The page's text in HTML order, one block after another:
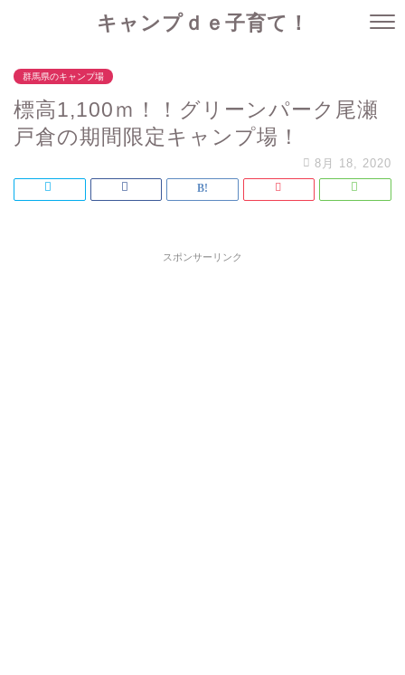
キャンプｄｅ子育て！
群馬県のキャンプ場
標高1,100ｍ！！グリーンパーク尾瀬
戸倉の期間限定キャンプ場！
8月 18, 2020
スポンサーリンク